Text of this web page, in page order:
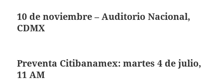
10 de noviembre – Auditorio Nacional,
CDMX
Preventa Citibanamex: martes 4 de julio,
11 AM